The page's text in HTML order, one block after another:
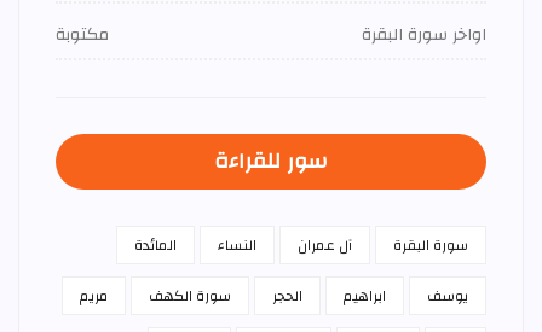
اواخر سورة البقرة
مكتوبة
سور للقراءة
سورة البقرة آل عمران النساء
المائدة
يوسف
ابراهيم الحجر سورة الكهف
مريم